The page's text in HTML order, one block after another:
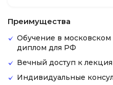
Преимущества
Обучение в московском
диплом для РФ
Вечный доступ к
Индивидуальные